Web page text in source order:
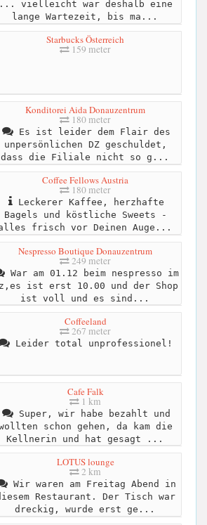
... vielleicht war deshalb eine
lange Wartezeit, bis ma...
Starbucks Österreich
159 meter
Konditorei Aida Donauzentrum
180 meter
Es ist leider dem Flair des
unpersönlichen DZ geschuldet,
dass die Filiale nicht so g...
Coffee Fellows Austria
180 meter
Leckerer Kaffee, herzhafte
Bagels und köstliche Sweets -
frisch vor Deinen Auge...
Nespresso Boutique Donauzentrum
249 meter
War am 01.12 beim nespresso im
ist erst 10.00 und der Shop
ist voll und es sind...
Coffeeland
267 meter
Leider total unprofessionel!
Cafe Falk
1 km
Super, wir habe bezahlt und
schon gehen, da kam die
Kellnerin und hat gesagt ...
LOTUS lounge
2 km
Wir waren am Freitag Abend in
Restaurant. Der Tisch war
dreckig, wurde erst ge...